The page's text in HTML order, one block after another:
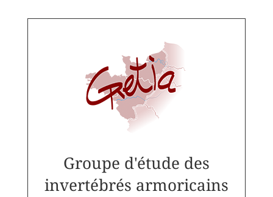
Groupe d'étude des
invertébrés armoricains